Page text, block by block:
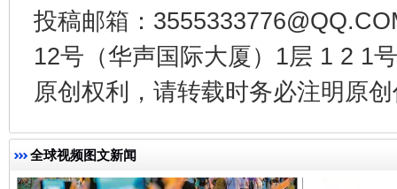
投稿邮箱：
12号（华声国际大厦）1层 1 2 1
原创权利，请转载时务必注明原
全球视频图文新闻